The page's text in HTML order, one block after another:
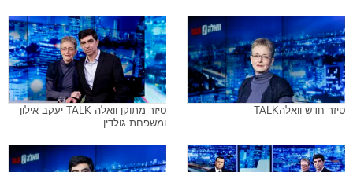
טיזר חדש וואלהTALK
טיזר מתוקן וואלה TALK יעקב אילון
ומשפחת גולדין